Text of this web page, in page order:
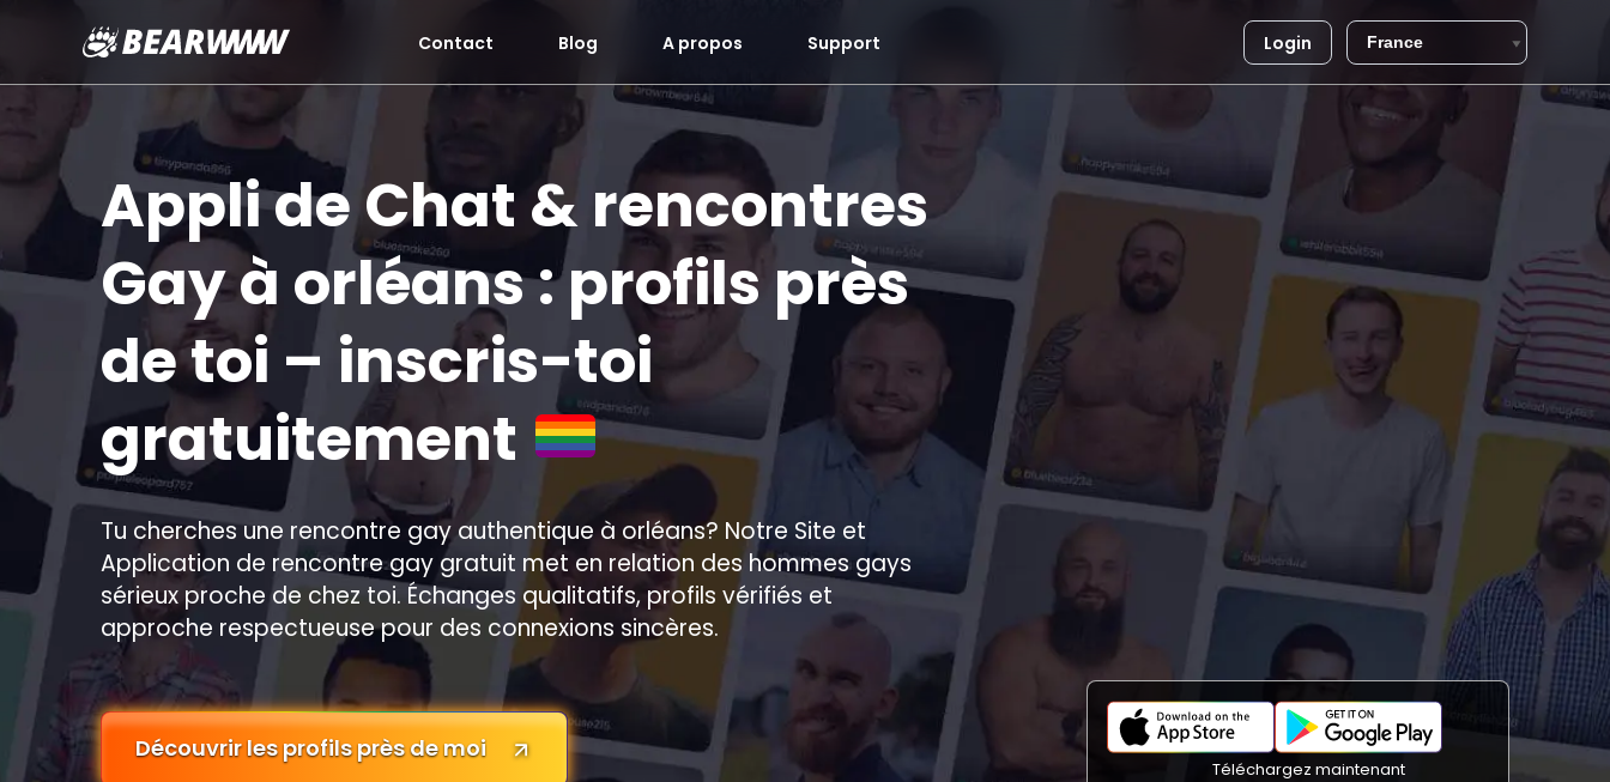
contenu
Contact Blog A propos Support Login
Appli de Chat & rencontres
Gay à orléans : profils près
de toi – inscris-toi
gratuitement
Tu cherches une rencontre gay authentique à orléans? Notre Site et
Application de rencontre gay gratuit met en relation des hommes gays
sérieux proche de chez toi. Échanges qualitatifs, profils vérifiés et
approche respectueuse pour des connexions sincères.
Découvrir les profils près de moi
Téléchargez maintenant